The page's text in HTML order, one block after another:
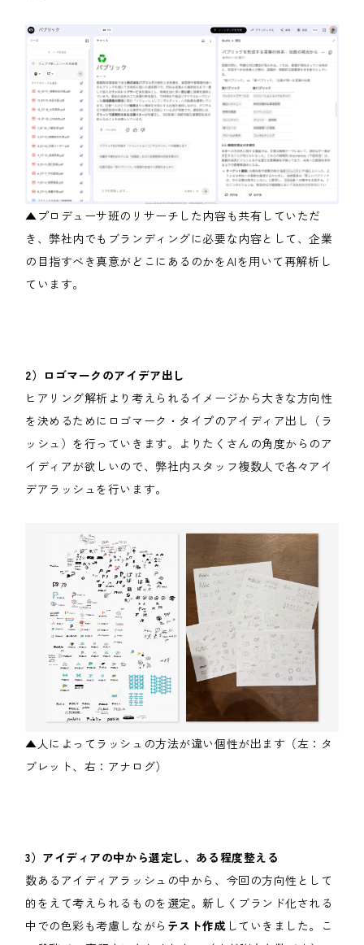
▲プロデューサ班のリサーチした内容も共有していただ
き、弊社内でもブランディングに必要な内容として、企業
の目指すべき真意がどこにあるのかをAIを用いて再解析し
ています。
2）ロゴマークのアイデア出し
ヒアリング解析より考えられるイメージから大きな方向性
を決めるためにロゴマーク・タイプのアイディア出し（ラ
ッシュ）を行っていきます。よりたくさんの角度からのア
イディアが欲しいので、弊社内スタッフ複数人で各々アイ
デアラッシュを行います。
▲人によってラッシュの方法が違い個性が出ます（左：タ
ブレット、右：アナログ）
3）アイディアの中から選定し、ある程度整える
数あるアイディアラッシュの中から、今回の方向性として
的をえて考えられるものを選定。新しくブランド化される
中での色彩も考慮しながら テスト作成 していきました。こ